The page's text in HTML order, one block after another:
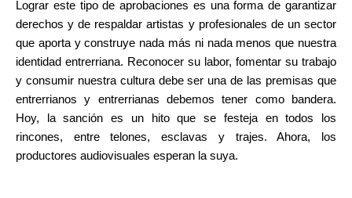
Lograr este tipo de aprobaciones es una forma de garantizar
derechos y de respaldar artistas y profesionales de un sector
que aporta y construye nada más ni nada menos que nuestra
identidad entrerriana. Reconocer su labor, fomentar su trabajo
y consumir nuestra cultura debe ser una de las premisas que
entrerrianos y entrerrianas debemos tener como bandera.
Hoy, la sanción es un hito que se festeja en todos los
rincones, entre telones, esclavas y trajes. Ahora, los
productores audiovisuales esperan la suya.